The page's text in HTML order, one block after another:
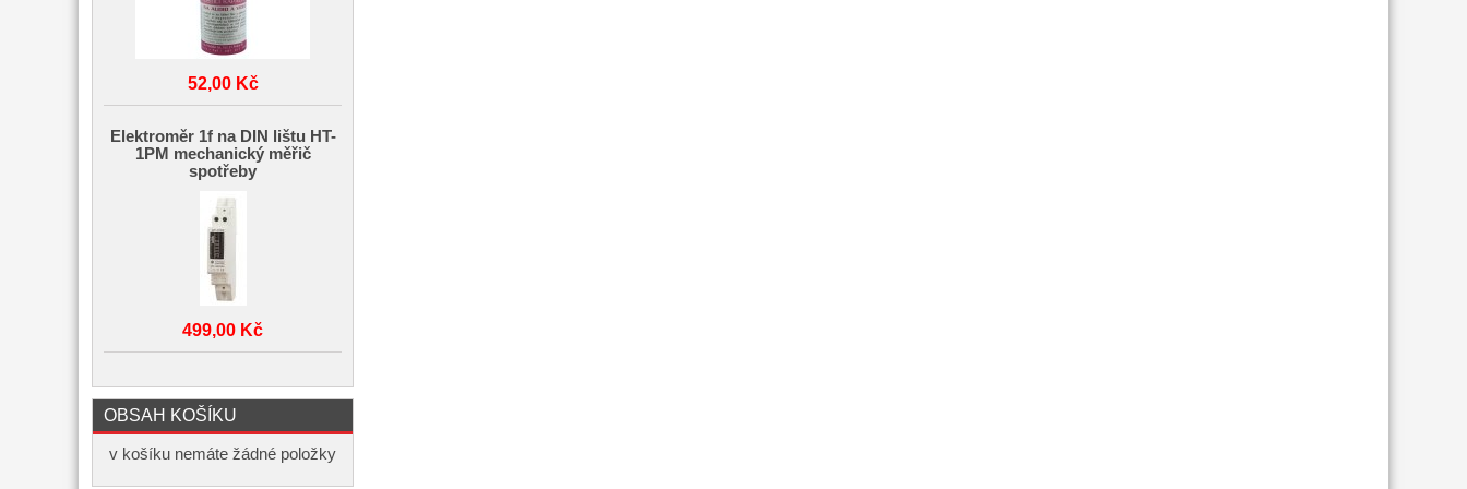
52,00 Kč
Elektroměr 1f na DIN lištu HT-
1PM mechanický měřič
spotřeby
499,00 Kč
OBSAH KOŠÍKU
v košíku nemáte žádné položky